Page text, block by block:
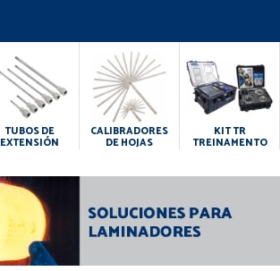
TUBOS DE
EXTENSIÓN
CALIBRADORES
DE HOJAS
KIT TR
TREINAMENTO